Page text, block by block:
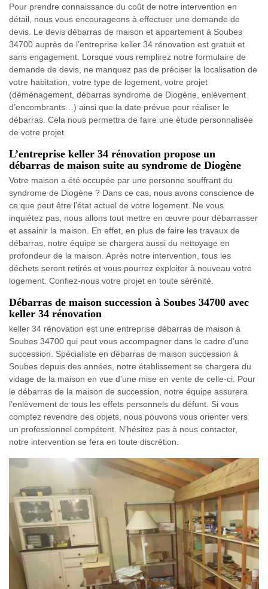
Pour prendre connaissance du coût de notre intervention en
détail, nous vous encourageons à effectuer une demande de
devis. Le devis débarras de maison et appartement à Soubes
34700 auprès de l’entreprise keller 34 rénovation est gratuit et
sans engagement. Lorsque vous remplirez notre formulaire de
demande de devis, ne manquez pas de préciser la localisation de
votre habitation, votre type de logement, votre projet
(déménagement, débarras syndrome de Diogène, enlèvement
d’encombrants…) ainsi que la date prévue pour réaliser le
débarras. Cela nous permettra de faire une étude personnalisée
de votre projet.
L’entreprise keller 34 rénovation propose un
débarras de maison suite au syndrome de Diogène
Votre maison a été occupée par une personne souffrant du
syndrome de Diogène ? Dans ce cas, nous avons conscience de
ce que peut être l’état actuel de votre logement. Ne vous
inquiétez pas, nous allons tout mettre en œuvre pour débarrasser
et assainir la maison. En effet, en plus de faire les travaux de
débarras, notre équipe se chargera aussi du nettoyage en
profondeur de la maison. Après notre intervention, tous les
déchets seront retirés et vous pourrez exploiter à nouveau votre
logement. Confiez-nous votre projet en toute sérénité.
Débarras de maison succession à Soubes 34700 avec
keller 34 rénovation
keller 34 rénovation est une entreprise débarras de maison à
Soubes 34700 qui peut vous accompagner dans le cadre d’une
succession. Spécialiste en débarras de maison succession à
Soubes depuis des années, notre établissement se chargera du
vidage de la maison en vue d’une mise en vente de celle-ci. Pour
le débarras de la maison de succession, notre équipe assurera
l’enlèvement de tous les effets personnels du défunt. Si vous
comptez revendre des objets, nous pouvons vous orienter vers
un professionnel compétent. N’hésitez pas à nous contacter,
notre intervention se fera en toute discrétion.